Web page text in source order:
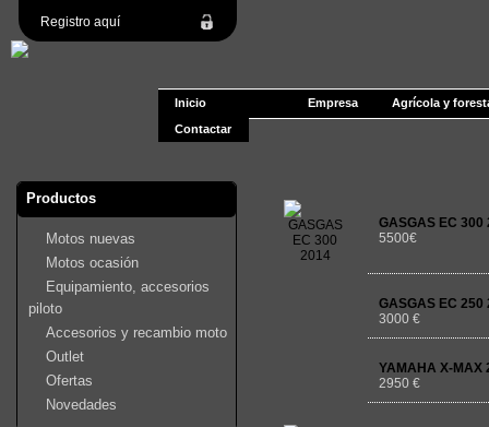
Registro aquí
Inicio Empresa
Agrícola y
Contactar
Productos
Motos nuevas
Motos ocasión
Equipamiento, accesorios
piloto
Accesorios y recambio moto
Outlet
Ofertas
Novedades
GASGAS EC 300
5500€
GASGAS EC 250
3000 €
YAMAHA X-MAX
2950 €